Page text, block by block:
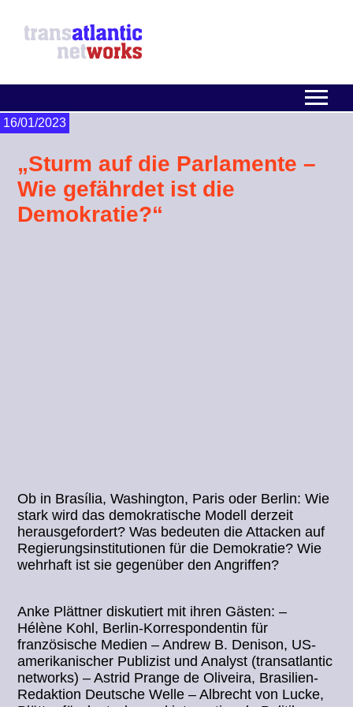
16/01/2023
„Sturm auf die Parlamente –
Wie gefährdet ist die
Demokratie?“
Ob in Brasília, Washington, Paris oder Berlin: Wie
stark wird das demokratische Modell derzeit
herausgefordert? Was bedeuten die Attacken auf
Regierungsinstitutionen für die Demokratie? Wie
wehrhaft ist sie gegenüber den Angriffen?
Anke Plättner diskutiert mit ihren Gästen: –
Hélène Kohl, Berlin-Korrespondentin für
französische Medien – Andrew B. Denison, US-
amerikanischer Publizist und Analyst (transatlantic
networks) – Astrid Prange de Oliveira, Brasilien-
Redaktion Deutsche Welle – Albrecht von Lucke,